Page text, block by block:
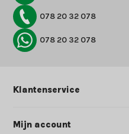
078 20 32 078
078 20 32 078
Klantenservice
Mijn account